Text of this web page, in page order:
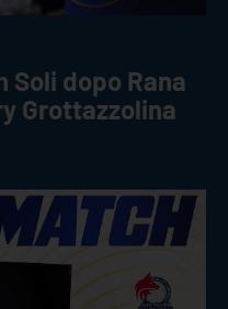
Soli dopo Rana
Grottazzolina